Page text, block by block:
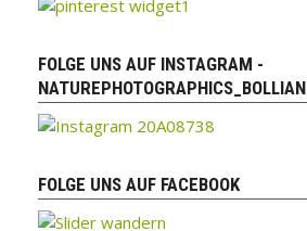
FOLGE UNS AUF INSTAGRAM -
NATUREPHOTOGRAPHICS_BOLLIAN
FOLGE UNS AUF FACEBOOK